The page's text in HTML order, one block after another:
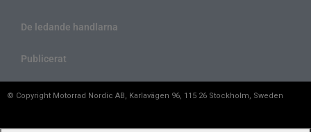
De ledande handlarna
Publicerat
© Copyright Motorrad Nordic AB, Karlavägen 96, 115 26 Stockholm, Sweden